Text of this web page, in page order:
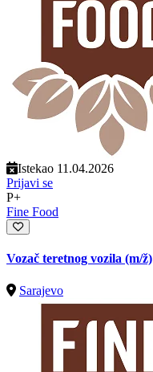
Istekao 11.04.2026
Prijavi se
P+
Fine Food
Vozač teretnog vozila (m/ž)
Sarajevo